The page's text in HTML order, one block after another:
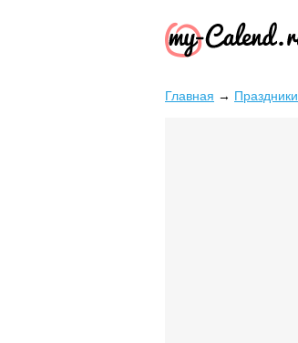
Главная → Праздники